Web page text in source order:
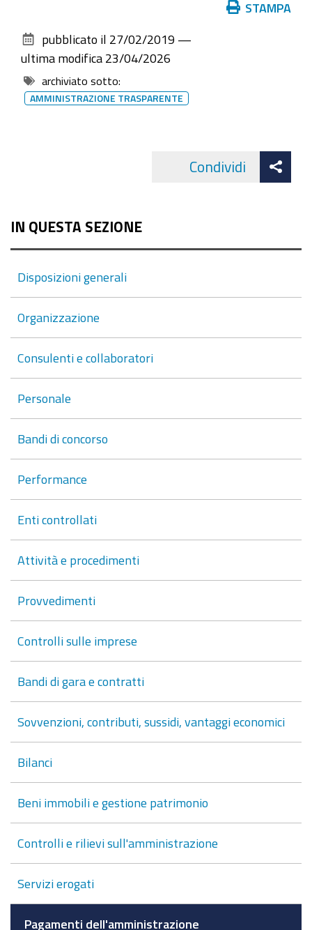
documento
STAMPA
pubblicato il 27/02/2019 —
ultima modifica 23/04/2026
archiviato sotto:
AMMINISTRAZIONE TRASPARENTE
Condividi
IN QUESTA SEZIONE
Disposizioni generali
Organizzazione
Consulenti e collaboratori
Personale
Bandi di concorso
Performance
Enti controllati
Attività e procedimenti
Provvedimenti
Controlli sulle imprese
Bandi di gara e contratti
Sovvenzioni, contributi, sussidi, vantaggi economici
Bilanci
Beni immobili e gestione patrimonio
Controlli e rilievi sull'amministrazione
Servizi erogati
Pagamenti dell'amministrazione